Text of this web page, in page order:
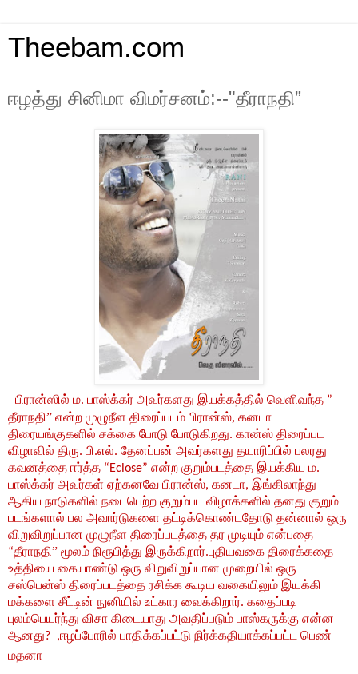
Theebam.com
ஈழத்து சினிமா விமர்சனம்:--"தீராநதி”
பிரான்ஸில் ம. பாஸ்க்கர் அவர்களது இயக்கத்தில் வெளிவந்த ”
தீராநதி” என்ற முழுநீள திரைப்படம் பிரான்ஸ், கனடா
திரையங்குகளில் சக்கை போடு போடுகிறது. கான்ஸ் திரைப்பட
விழாவில் திரு. பி.எல். தேனப்பன் அவர்களது தயாரிப்பில் பலரது
கவனத்தை ஈர்த்த “Eclose” என்ற குறும்படத்தை இயக்கிய ம.
பாஸ்க்கர் அவர்கள் ஏற்கனவே பிரான்ஸ், கனடா, இங்கிலாந்து
ஆகிய நாடுகளில் நடைபெற்ற குறும்பட விழாக்களில் தனது குறும்
படங்களால் பல அவார்டுகளை தட்டிக்கொண்டதோடு தன்னால் ஒரு
விறுவிறுப்பான முழுநீள திரைப்படத்தை தர முடியும் என்பதை
“தீராநதி” மூலம் நிரூபித்து இருக்கிறார்.புதியவகை திரைக்கதை
உத்தியை கையாண்டு ஒரு விறுவிறுப்பான முறையில் ஒரு
சஸ்பென்ஸ் திரைப்படத்தை ரசிக்க கூடிய வகையிலும் இயக்கி
மக்களை சீட்டின் நுனியில் உட்கார வைக்கிறார். கதைப்படி
புலம்பெயர்ந்து விசா கிடையாது அவதிப்படும் பாஸ்கருக்கு என்ன
ஆனது? ,ஈழப்போரில் பாதிக்கப்பட்டு நிர்க்கதியாக்கப்பட்ட
பெண்
மதனா